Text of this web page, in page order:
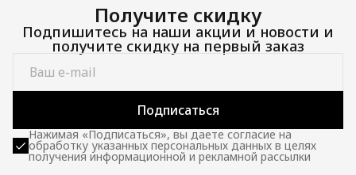
Получите скидку
Подпишитесь на наши акции и новости и
получите скидку на первый заказ
Подписаться
Нажимая «Подписаться», вы даете согласие на
обработку указанных персональных данных в целях
получения информационной и рекламной рассылки